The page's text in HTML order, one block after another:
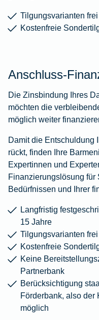
Tilgungsvarianten
Kostenfreie
Anschluss-
Die Zinsbindung Ihres
möchten die
möglich weiter
Damit die Entschuldung
rückt, finden Ihre
Expertinnen und
Finanzierungslösung für
Bedürfnissen und Ihrer
Langfristig
15 Jahre
Tilgungsvarianten
Kostenfreie
Keine
Partnerbank
Berücksichtigung
Förderbank, also der
möglich